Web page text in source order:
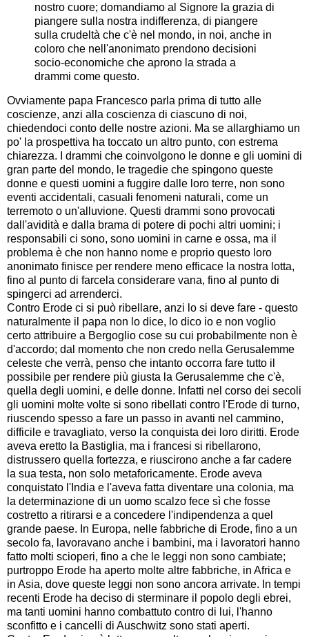
nostro cuore; domandiamo al Signore la grazia di
piangere sulla nostra indifferenza, di piangere
sulla crudeltà che c'è nel mondo, in noi, anche in
coloro che nell'anonimato prendono decisioni
socio-economiche che aprono la strada a
drammi come questo.
Ovviamente papa Francesco parla prima di tutto alle
coscienze, anzi alla coscienza di ciascuno di noi,
chiedendoci conto delle nostre azioni. Ma se allarghiamo un
po' la prospettiva ha toccato un altro punto, con estrema
chiarezza. I drammi che coinvolgono le donne e gli uomini di
gran parte del mondo, le tragedie che spingono queste
donne e questi uomini a fuggire dalle loro terre, non sono
eventi accidentali, casuali fenomeni naturali, come un
terremoto o un'alluvione. Questi drammi sono provocati
dall'avidità e dalla brama di potere di pochi altri uomini; i
responsabili ci sono, sono uomini in carne e ossa, ma il
problema è che non hanno nome e proprio questo loro
anonimato finisce per rendere meno efficace la nostra lotta,
fino al punto di farcela considerare vana, fino al punto di
spingerci ad arrenderci.
Contro Erode ci si può ribellare, anzi lo si deve fare - questo
naturalmente il papa non lo dice, lo dico io e non voglio
certo attribuire a Bergoglio cose su cui probabilmente non è
d'accordo; dal momento che non credo nella Gerusalemme
celeste che verrà, penso che intanto occorra fare tutto il
possibile per rendere più giusta la Gerusalemme che c'è,
quella degli uomini, e delle donne. Infatti nel corso dei secoli
gli uomini molte volte si sono ribellati contro l'Erode di turno,
riuscendo spesso a fare un passo in avanti nel cammino,
difficile e travagliato, verso la conquista dei loro diritti. Erode
aveva eretto la Bastiglia, ma i francesi si ribellarono,
distrussero quella fortezza, e riuscirono anche a far cadere
la sua testa, non solo metaforicamente. Erode aveva
conquistato l'India e l'aveva fatta diventare una colonia, ma
la determinazione di un uomo scalzo fece sì che fosse
costretto a ritirarsi e a concedere l'indipendenza a quel
grande paese. In Europa, nelle fabbriche di Erode, fino a un
secolo fa, lavoravano anche i bambini, ma i lavoratori hanno
fatto molti scioperi, fino a che le leggi non sono cambiate;
purtroppo Erode ha aperto molte altre fabbriche, in Africa e
in Asia, dove queste leggi non sono ancora arrivate. In tempi
recenti Erode ha deciso di sterminare il popolo degli ebrei,
ma tanti uomini hanno combattuto contro di lui, l'hanno
sconfitto e i cancelli di Auschwitz sono stati aperti.